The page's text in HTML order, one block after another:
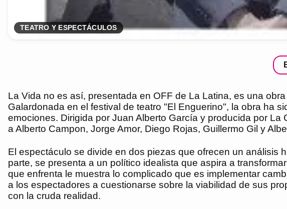
TEATRO Y ESPECTÁCULOS
La Vida no es así, presentada en OFF de La Latina, es una
Galardonada en el festival de teatro "El Enguerino", la obra ha
emociones. Dirigida por Juan Alberto García y producida por
a Alberto Campon, Jorge Amor, Diego Rojas, Guillermo Gil y
El espectáculo se divide en dos piezas que ofrecen un análisis
parte, se presenta a un político idealista que aspira a
que enfrenta le muestra lo complicado que es implementar
a los espectadores a cuestionarse sobre la viabilidad de sus
con la cruda realidad.